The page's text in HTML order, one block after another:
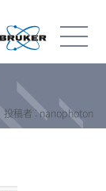
投稿者 : nanophoton